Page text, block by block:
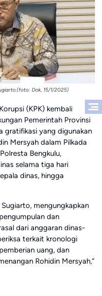
Dok, 15/1/2025)
(KPK) kembali
Pemerintah Provinsi
gratifikasi yang digunakan
Mersyah dalam Pilkada
Bengkulu,
selama tiga hari
dinas, hingga
mengungkapkan
dan
dari anggaran dinas-
terkait kronologi
uang, dan
Rohidin Mersyah,”